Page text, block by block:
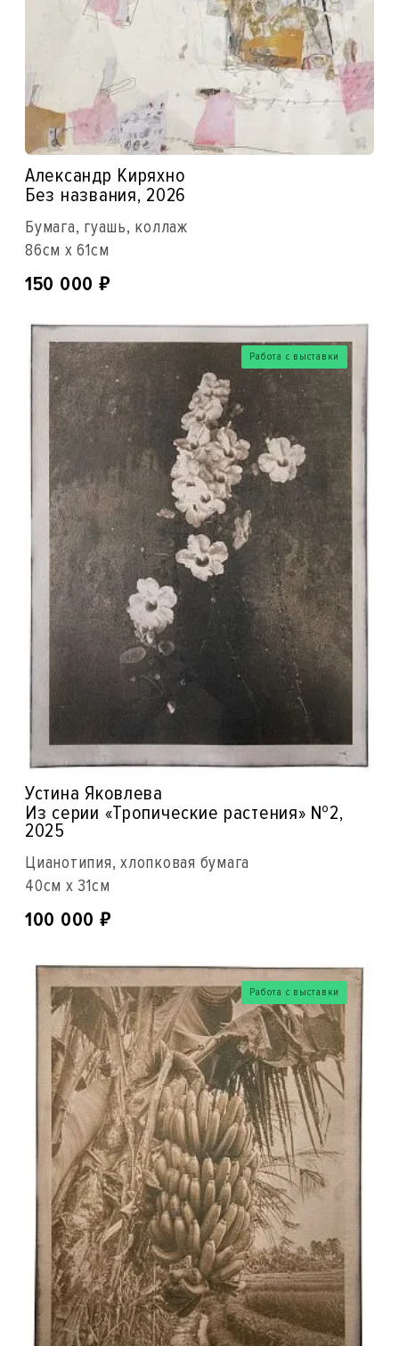
Александр Киряхно
Без названия, 2026
Бумага, гуашь, коллаж
86см x 61см
150 000 ₽
Работа с выставки
Устина Яковлева
Из серии «Тропические растения» №2,
2025
Цианотипия, хлопковая бумага
40см x 31см
100 000 ₽
Работа с выставки